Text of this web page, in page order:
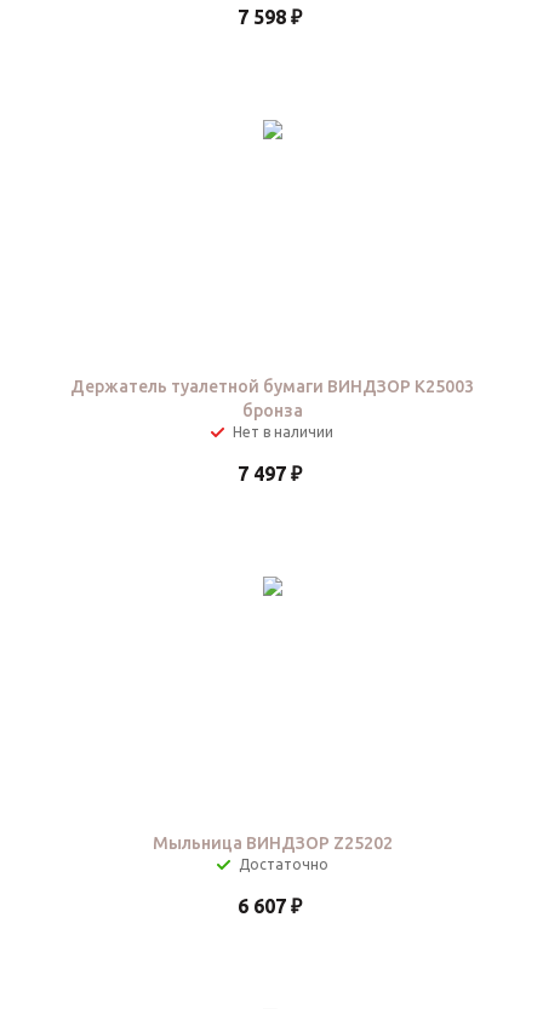
7 598 ₽
Держатель туалетной бумаги ВИНДЗОР K25003
бронза
Нет в наличии
7 497 ₽
Мыльница ВИНДЗОР Z25202
Достаточно
6 607 ₽